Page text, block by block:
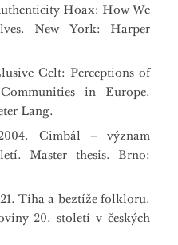
Hoax: How We
New York: Harper
Celt: Perceptions of
in Europe.
Lang.
Cimbál – význam
Master thesis. Brno:
Tíha a beztíže folkloru.
20. století v českých